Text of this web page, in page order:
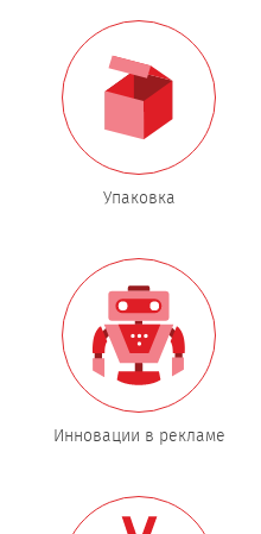
Упаковка
Инновации в рекламе